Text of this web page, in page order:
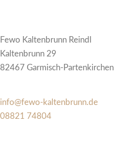
Fewo Kaltenbrunn Reindl
Kaltenbrunn 29
82467 Garmisch-Partenkirchen
info@fewo-kaltenbrunn.de
08821 74804